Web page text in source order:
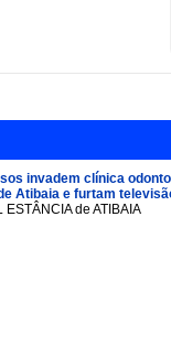
invadem clínica
Atibaia e furtam
ESTÂNCIA de ATIBAIA